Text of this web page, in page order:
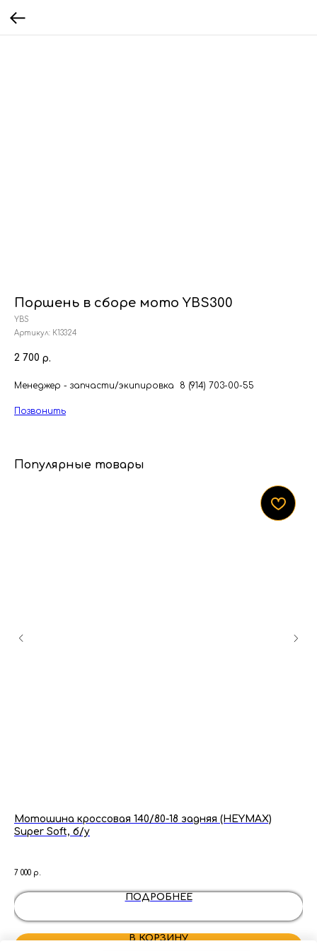
Поршень в сборе мото YBS300
YBS
Артикул: К13324
2 700 р.
Менеджер - запчасти/экипировка 8 (914) 703-00-55
Позвонить
Популярные товары
Мотошина кроссовая 140/80-18 задняя (HEYMAX)
Super Soft, б/у
7 000 р.
ПОДРОБНЕЕ
В КОРЗИНУ